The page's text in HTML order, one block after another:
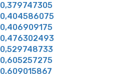
0,379747305
0,404586075
0,406909175
0,476302493
0,529748733
0,605257275
0,609015867